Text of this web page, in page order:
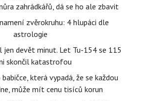
zahrádkářů, dá se ho ale zbavit
zvěrokruhu: 4 hlupáci dle
astrologie
jen devět minut. Let Tu-154 se 115
skončil katastrofou
která vypadá, že se každou
může mít cenu tisíců korun